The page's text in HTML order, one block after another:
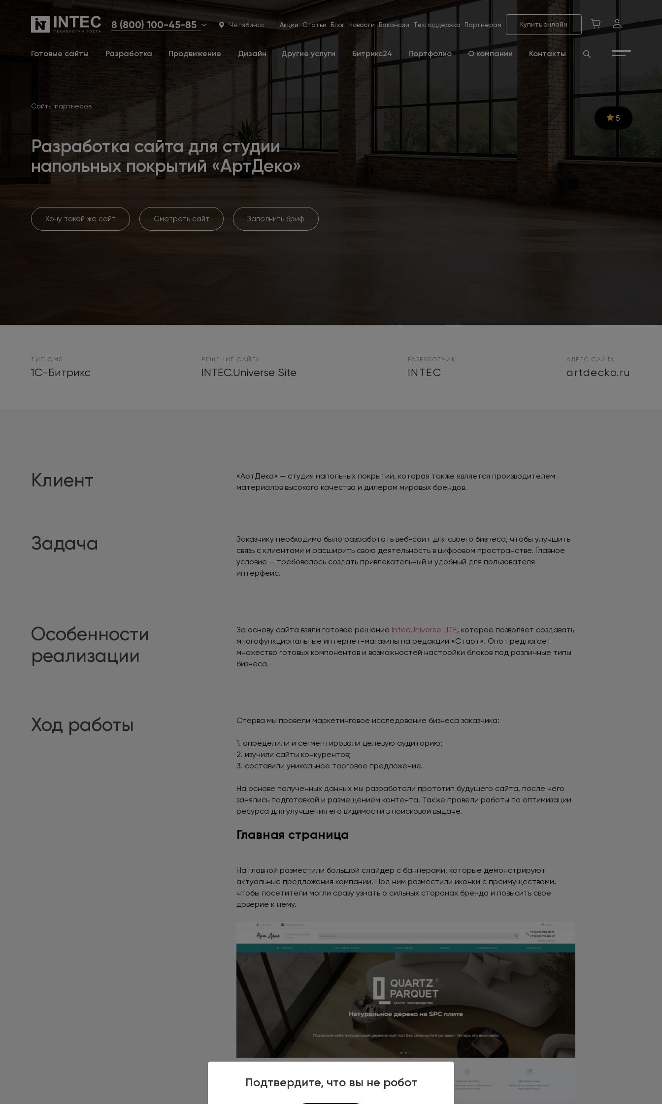
Подтвердите, что вы не робот
8 (800) 100-45-85 Челябинск Акции Статьи Блог Новости Вакансии Техподдержка Партнерам Купить онлайн
Готовые сайты Разработка Продвижение Дизайн Другие услуги Битрикс24 Портфолио О компании Контакты
Сайты партнеров
Разработка сайта для студии
напольных покрытий «АртДеко»
Хочу такой же сайт Смотреть сайт Заполнить бриф
5
ТИП CMS
1С-Битрикс
РЕШЕНИЕ САЙТА
INTEC.Universe Site
РАЗРАБОТЧИК
INTEC
АДРЕС САЙТА
artdecko.ru
Клиент
«АртДеко» — студия напольных покрытий, которая также является производителем
материалов высокого качества и дилером мировых брендов.
Задача
Заказчику необходимо было разработать веб-сайт для своего бизнеса, чтобы улучшить
связь с клиентами и расширить свою деятельность в цифровом пространстве. Главное
условие — требовалось создать привлекательный и удобный для пользователя
интерфейс.
Особенности
реализации
За основу сайта взяли готовое решение IntecUniverse LITE, которое позволяет создавать
многофункциональные интернет-магазины на редакции «Старт». Оно предлагает
множество готовых компонентов и возможностей настройки блоков под различные типы
бизнеса.
Ход работы Сперва мы провели маркетинговое исследование бизнеса заказчика:
1. определили и сегментировали целевую аудиторию;
2. изучили сайты конкурентов;
3. составили уникальное торговое предложение.
На основе полученных данных мы разработали прототип будущего сайта, после чего
занялись подготовкой и размещением контента. Также провели работы по оптимизации
ресурса для улучшения его видимости в поисковой выдаче.
Главная страница
На главной разместили большой слайдер с баннерами, которые демонстрируют
актуальные предложения компании. Под ним разместили иконки с преимуществами,
чтобы посетители могли сразу узнать о сильных сторонах бренда и повысить свое
доверие к нему.